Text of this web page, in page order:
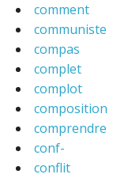
comment
communiste
compas
complet
complot
composition
comprendre
conf-
conflit